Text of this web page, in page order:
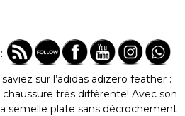
DU MATERIEL
sur l’adidas adizero feather :
très différente! Avec son
semelle plate sans décrochement